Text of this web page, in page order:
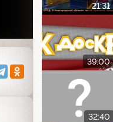
21:31
39:00
32:40